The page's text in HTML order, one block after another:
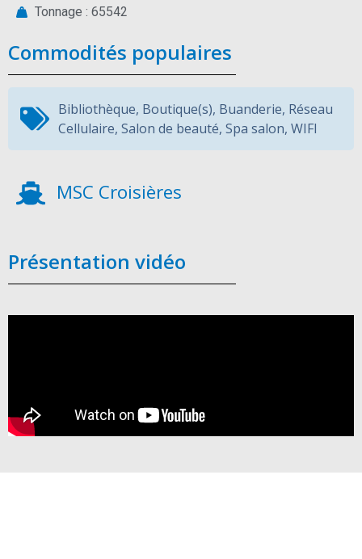
Tonnage : 65542
Commodités populaires
Bibliothèque, Boutique(s), Buanderie, Réseau
Cellulaire, Salon de beauté, Spa salon, WIFI
MSC Croisières
Présentation vidéo